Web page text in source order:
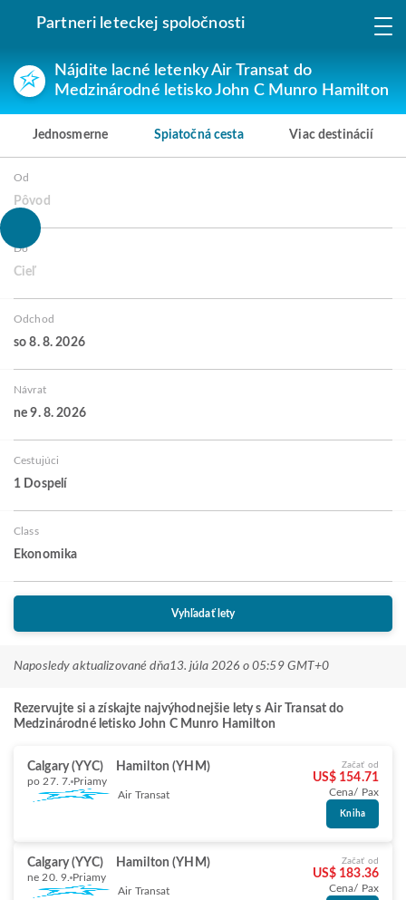
Partneri leteckej spoločnosti
Nájdite lacné letenky Air Transat do
Medzinárodné letisko John C Munro Hamilton
Jednosmerne Spiatočná cesta Viac destinácií
Od
Pôvod
Do
Cieľ
Odchod
so 8. 8. 2026
Návrat
ne 9. 8. 2026
Cestujúci
1 Dospelí
Class
Ekonomika
Vyhľadať lety
Naposledy aktualizované dňa13. júla 2026 o 05:59 GMT+0
Rezervujte si a získajte najvýhodnejšie lety s Air Transat do
Medzinárodné letisko John C Munro Hamilton
Calgary (YYC) Hamilton (YHM)
po 27. 7. Priamy
Air Transat
Začať od
US$ 154.71
Cena/ Pax
Kniha
Calgary (YYC) Hamilton (YHM)
ne 20. 9. Priamy
Air Transat
Začať od
US$ 183.36
Cena/ Pax